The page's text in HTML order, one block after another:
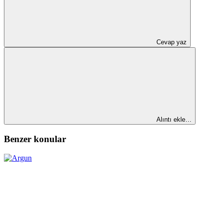
Cevap yaz
Alıntı ekle…
Benzer konular